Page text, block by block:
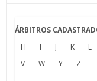
ÁRBITROS
H
I J K L
V
W Y Z